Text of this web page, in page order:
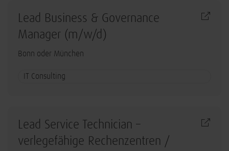
Lead Business & Governance
Manager (m/w/d)
Bonn oder München
IT Consulting
Lead Service Technician –
verlegefähige Rechenzentren /